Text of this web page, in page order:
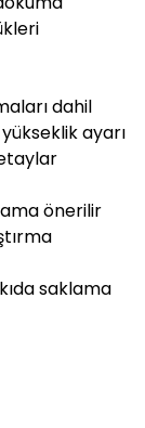
dahil
ayarı
önerilir
saklama